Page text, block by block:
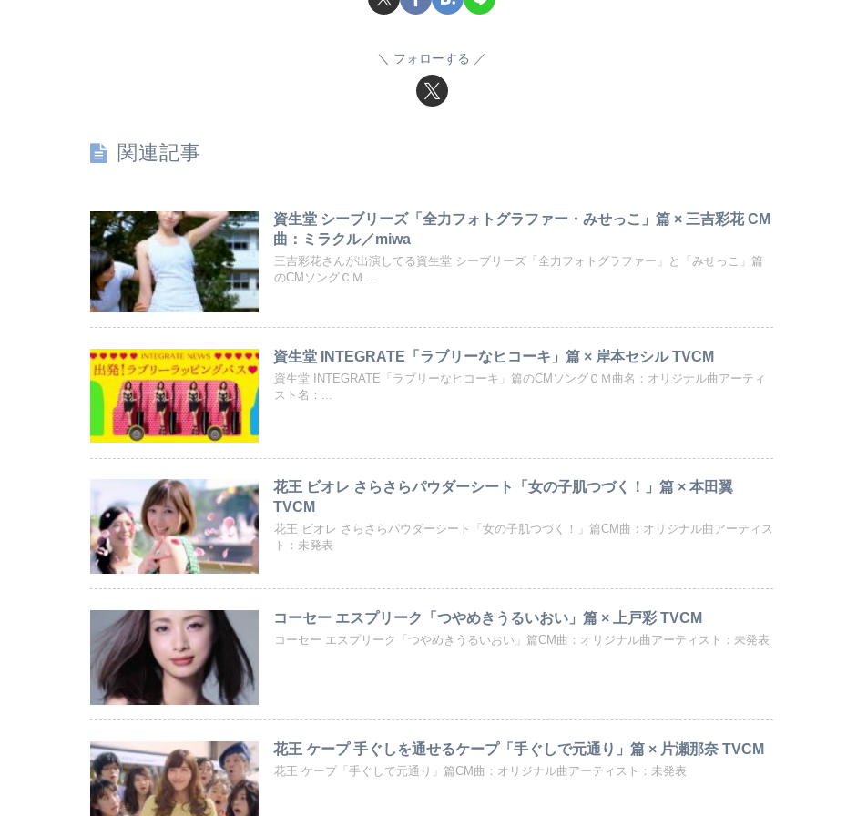
フォローする
関連記事
資生堂 シーブリーズ「全力フォトグラファー・みせっこ」篇 × 三吉彩花 CM
曲：ミラクル／miwa
三吉彩花さんが出演してる資生堂 シーブリーズ「全力フォトグラファー」と「みせっこ」篇
のCMソングＣＭ...
資生堂 INTEGRATE「ラブリーなヒコーキ」篇 × 岸本セシル TVCM
資生堂 INTEGRATE「ラブリーなヒコーキ」篇のCMソングＣＭ曲名：オリジナル曲アーティ
スト名：...
花王 ビオレ さらさらパウダーシート「女の子肌つづく！」篇 × 本田翼
TVCM
花王 ビオレ さらさらパウダーシート「女の子肌つづく！」篇CM曲：オリジナル曲アーティス
ト：未発表
コーセー エスプリーク「つやめきうるいおい」篇 × 上戸彩 TVCM
コーセー エスプリーク「つやめきうるいおい」篇CM曲：オリジナル曲アーティスト：未発表
花王 ケープ 手ぐしを通せるケープ「手ぐしで元通り」篇 × 片瀬那奈 TVCM
花王 ケープ「手ぐしで元通り」篇CM曲：オリジナル曲アーティスト：未発表